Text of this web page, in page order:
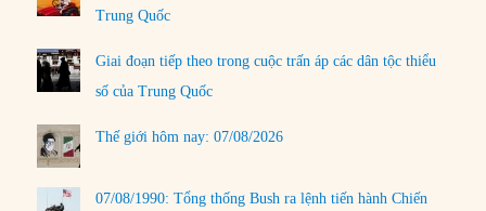
Trung Quốc
Giai đoạn tiếp theo trong cuộc trấn áp các dân tộc thiểu
số của Trung Quốc
Thế giới hôm nay: 07/08/2026
07/08/1990: Tổng thống Bush ra lệnh tiến hành Chiến